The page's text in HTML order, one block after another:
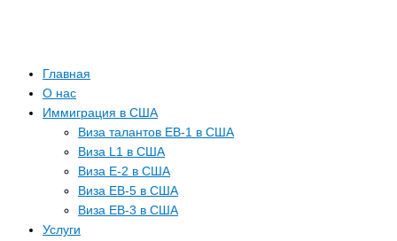
Главная
О нас
Иммиграция в США
Виза талантов EB-1 в США
Виза L1 в США
Виза E-2 в США
Виза EB-5 в США
Виза EB-3 в США
Услуги